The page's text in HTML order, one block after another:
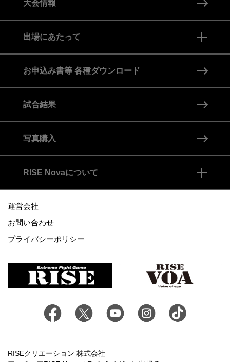
大会情報
出場にあたって
全クラス共通ルール
クラス別ルール
防具・服装
メディカルについて
スポーツ保険
お申込み書等 各種ダウンロード
試合結果
写真購入
RISE Novaについて
RISE Novaとは
RISEプロ選手への昇格
運営会社
お問い合わせ
プライバシーポリシー
RISEクリエーション 株式会社